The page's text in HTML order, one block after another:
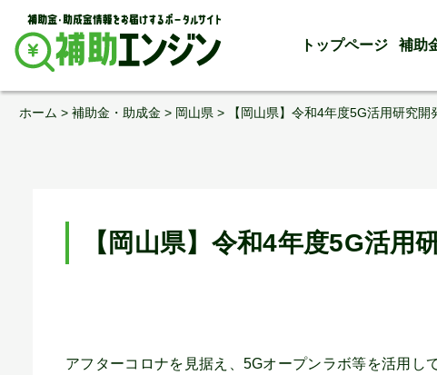
Skip
トップページ 補助
ホーム > 補助金・助成金 > 岡山県 > 【岡山県】令和4年度5G活用研究
【岡山県】令和4年度5G活
アフターコロナを見据え、5Gオープンラボ等を活用